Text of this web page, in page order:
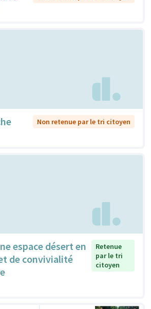
Non retenue par le tri citoyen
espace désert en
de convivialité
Retenue
par le tri
citoyen